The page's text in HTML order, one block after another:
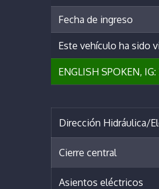
Fecha de ingreso
Este vehículo ha sido
ENGLISH SPOKEN,
Dirección Hidráulica/
Cierre central
Asientos eléctricos